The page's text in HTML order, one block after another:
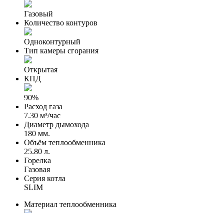
Газовый
Количество контуров
Одноконтурный
Тип камеры сгорания
Открытая
КПД
90%
Расход газа
7.30 м³/час
Диаметр дымохода
180 мм.
Объём теплообменника
25.80 л.
Горелка
Газовая
Серия котла
SLIM
Материал теплообменника